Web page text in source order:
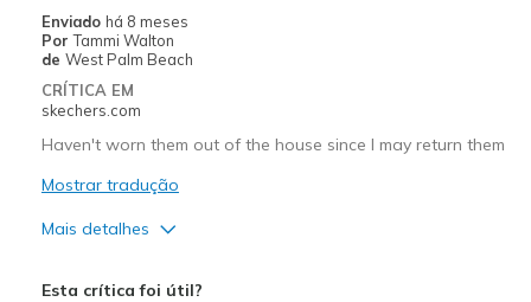
Width
Sizing
View On Shoes
Shoes are for Wearing
Enviado há 8 meses
Por Tammi Walton
de West Palm Beach
CRÍTICA EM
skechers.com
Haven't worn them out of the house since I may return them
Mostrar tradução
Mais detalhes
Esta crítica foi útil?